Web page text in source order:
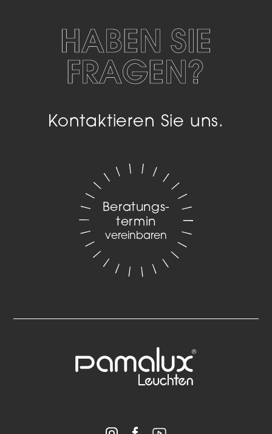
HABEN SIE
FRAGEN?
Kontaktieren Sie uns.
Beratungs­
termin
vereinbaren